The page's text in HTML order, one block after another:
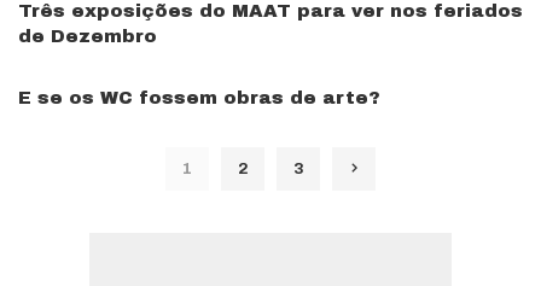
Três exposições do MAAT para ver nos feriados
de Dezembro
E se os WC fossem obras de arte?
1 2 3